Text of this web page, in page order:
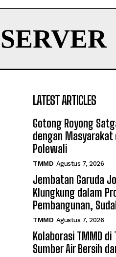
LATEST ARTICLES
Gotong Royong
dengan Masyarakat
Polewali
TMMD Agustus 7, 2026
Jembatan Garuda
Klungkung dalam
Pembangunan,
TMMD Agustus 7, 2026
Kolaborasi TMMD di
Sumber Air Bersih